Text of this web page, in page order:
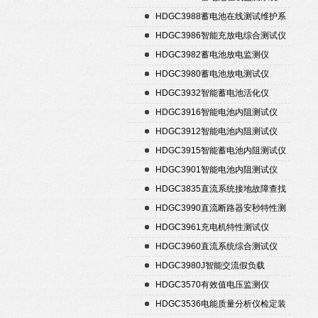
HDGC3988蓄电池在线测试维护系
统
HDGC3986智能充放电综合测试仪
HDGC3982蓄电池放电监测仪
HDGC3980蓄电池放电测试仪
HDGC3932智能蓄电池活化仪
HDGC3916智能电池内阻测试仪
HDGC3912智能电池内阻测试仪
HDGC3915智能蓄电池内阻测试仪
HDGC3901智能电池内阻测试仪
HDGC3835直流系统接地故障查找
仪
HDGC3990直流断路器安秒特性测
试仪
HDGC3961充电机特性测试仪
HDGC3960直流系统综合测试仪
HDGC3980J智能交流假负载
HDGC3570有效值电压监测仪
HDGC3536电能质量分析仪检定装